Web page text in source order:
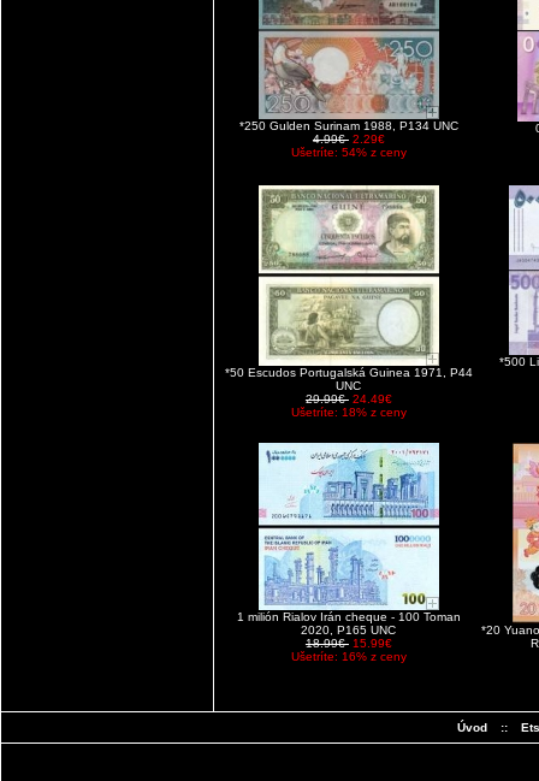
*250 Gulden Surinam 1988, P134 UNC
4.99€ 2.29€
Ušetríte: 54% z ceny
*50 Escudos Portugalská Guinea 1971, P44
UNC
29.99€ 24.49€
Ušetríte: 18% z ceny
*500
1 milión Rialov Irán cheque - 100 Toman
2020, P165 UNC
18.99€ 15.99€
Ušetríte: 16% z ceny
*20
Úvod ::